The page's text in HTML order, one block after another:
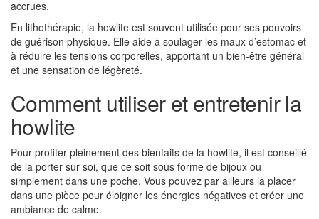
accrues.
En lithothérapie, la howlite est souvent utilisée pour ses pouvoirs
de guérison physique. Elle aide à soulager les maux d’estomac et
à réduire les tensions corporelles, apportant un bien-être général
et une sensation de légèreté.
Comment utiliser et entretenir la
howlite
Pour profiter pleinement des bienfaits de la howlite, il est conseillé
de la porter sur soi, que ce soit sous forme de bijoux ou
simplement dans une poche. Vous pouvez par ailleurs la placer
dans une pièce pour éloigner les énergies négatives et créer une
ambiance de calme.